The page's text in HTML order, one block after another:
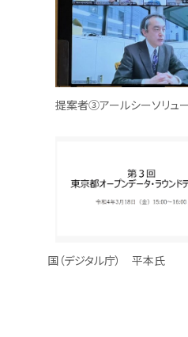
提案者③アールシーソリュー
国（デジタル庁） 平本氏